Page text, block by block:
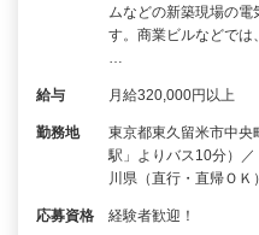
ムなどの新築現場の電
す。商業ビルなどでは
…
給与 月給320,000円以上
勤務地
東京都東久留米市中
駅」よりバス10分）
川県（直行・直帰ＯＫ）
応募資格 経験者歓迎！